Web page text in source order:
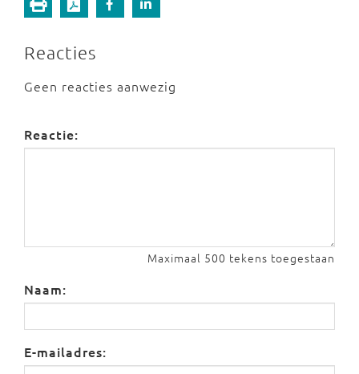
Reacties
Geen reacties aanwezig
Reactie:
Maximaal 500 tekens toegestaan
Naam:
E-mailadres: